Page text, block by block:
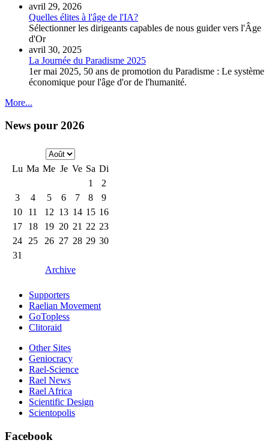
avril 29, 2026
Quelles élites à l'âge de l'IA?
Sélectionner les dirigeants capables de nous guider vers l'Âge
d'Or
avril 30, 2025
La Journée du Paradisme 2025
1er mai 2025, 50 ans de promotion du Paradisme : Le système
économique pour l'âge d'or de l'humanité.
More...
News pour 2026
Lu Ma Me Je Ve Sa Di
1
2
3
4 5 6 7 8
9
10
11 12 13 14 15 16
17
18 19 20 21 22 23
24
25 26 27 28 29 30
31
Archive
Supporters
Raelian Movement
GoTopless
Clitoraid
Other Sites
Geniocracy
Rael-Science
Rael News
Rael Africa
Scientific Design
Scientopolis
Facebook